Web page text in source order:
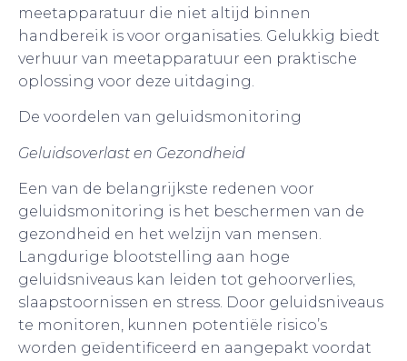
meetapparatuur die niet altijd binnen
handbereik is voor organisaties. Gelukkig biedt
verhuur van meetapparatuur een praktische
oplossing voor deze uitdaging.
De voordelen van geluidsmonitoring
Geluidsoverlast en Gezondheid
Een van de belangrijkste redenen voor
geluidsmonitoring is het beschermen van de
gezondheid en het welzijn van mensen.
Langdurige blootstelling aan hoge
geluidsniveaus kan leiden tot gehoorverlies,
slaapstoornissen en stress. Door geluidsniveaus
te monitoren, kunnen potentiële risico’s
worden geïdentificeerd en aangepakt voordat